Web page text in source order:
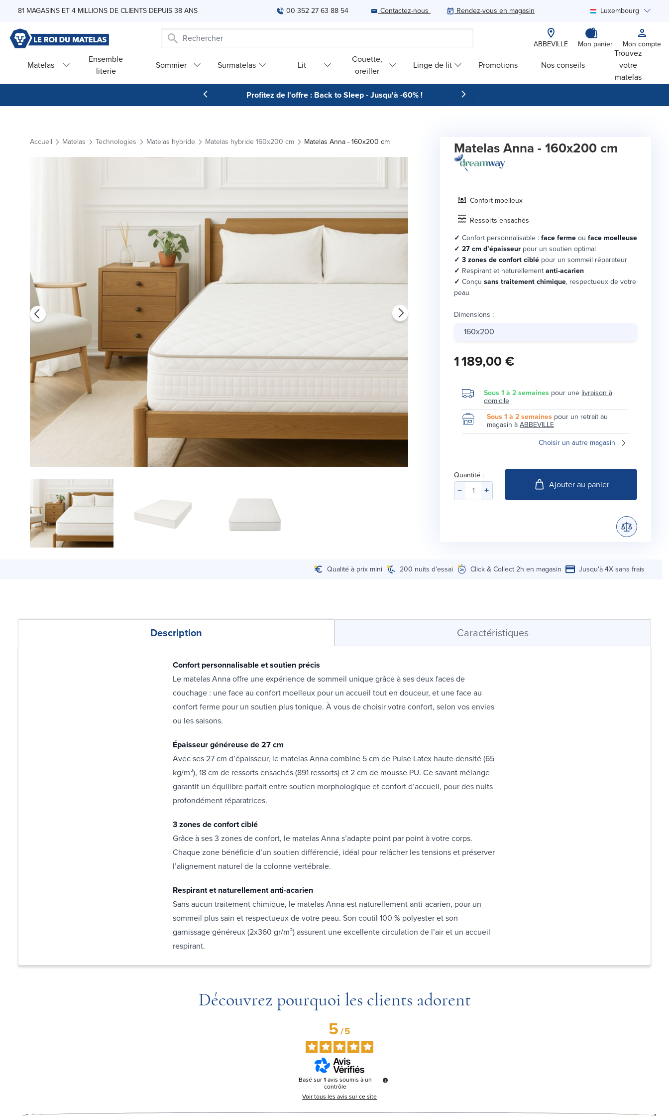
Skip to Content
81 MAGASINS ET 4 MILLIONS DE CLIENTS DEPUIS 38 ANS 00 352 27 63 88 54 Contactez-nous Rendez-vous en magasin Luxembourg
ABBEVILLE Mon panier Mon compte
Matelas
Ensemble
literie
Sommier Surmatelas Lit
Couette,
oreiller
Linge de lit Promotions Nos conseils
Trouvez
votre
matelas
Profitez de l'offre : Back to Sleep - Jusqu'à -60% !
Accueil Matelas Technologies Matelas hybride Matelas hybride 160x200 cm Matelas Anna - 160x200 cm Matelas Anna - 160x200 cm
Confort moelleux
Ressorts ensachés
✓ Confort personnalisable :face fermeou face moelleuse
✓ 27 cm d’épaisseur pour un soutien optimal
✓ 3 zones de confort ciblé pour un sommeil réparateur
✓ Respirant et naturellementanti-acarien
✓ Conçu sans traitement chimique, respectueux de votre
peau
Dimensions :
160x200
1 189,00 €
Sous 1 à 2 semaines pour une livraison à
domicile
Sous 1 à 2 semaines pour un retrait au
magasin àABBEVILLE
Choisir un autre magasin
Quantité :
Ajouter au panier
Qualité à prix mini 200 nuits d’essai Click & Collect 2h en magasin Jusqu'à 4X sans frais
Description Caractéristiques
Confort personnalisable et soutien précis
Le matelas Anna offre une expérience de sommeil unique grâce à ses deux faces de
couchage : une face au confort moelleux pour un accueil tout en douceur, et une face au
confort ferme pour un soutien plus tonique. À vous de choisir votre confort, selon vos envies
ou les saisons.
Épaisseur généreuse de 27 cm
Avec ses 27 cm d’épaisseur, le matelas Anna combine 5 cm de Pulse Latex haute densité (65
kg/m³), 18 cm de ressorts ensachés (891 ressorts) et 2 cm de mousse PU. Ce savant mélange
garantit un équilibre parfait entre soutien morphologique et confort d’accueil, pour des nuits
profondément réparatrices.
3 zones de confort ciblé
Grâce à ses 3 zones de confort, le matelas Anna s’adapte point par point à votre corps.
Chaque zone bénéficie d’un soutien différencié, idéal pour relâcher les tensions et préserver
l’alignement naturel de la colonne vertébrale.
Respirant et naturellement anti-acarien
Sans aucun traitement chimique, le matelas Anna est naturellement anti-acarien, pour un
sommeil plus sain et respectueux de votre peau. Son coutil 100 % polyester et son
garnissage généreux (2x360 gr/m²) assurent une excellente circulation de l’air et un accueil
respirant.
Découvrez pourquoi les clients adorent
5/5
Basé sur1avis soumis à un
contrôle
Voir tous les avis sur ce site